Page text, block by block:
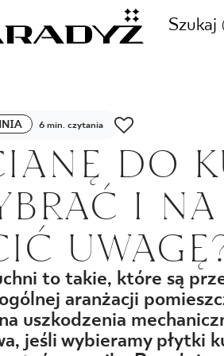
Szukaj
ZADZWOŃ DO NAS
+48
SKLEP INTERNETOWY
44
6 min. czytania
DO
I
to takie, które są
aranżacji
uszkodzenia
jeśli wybieramy płytki